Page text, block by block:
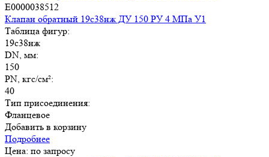
E0000038512
Клапан обратный 19с38нж ДУ 150 РУ 4 МПа У1
Таблица фигур:
19с38нж
DN, мм:
150
PN, кгс/см²:
40
Тип присоединения:
Фланцевое
Добавить в корзину
Подробнее
Цена: по запросу